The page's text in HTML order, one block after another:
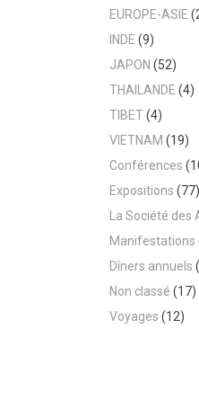
EUROPE-ASIE
INDE (9)
JAPON (52)
THAILANDE (4)
TIBET(4)
VIETNAM (19)
Conférences
Expositions (77)
La Société
Manifestations
Dîners annuels
Non classé (17)
Voyages (12)